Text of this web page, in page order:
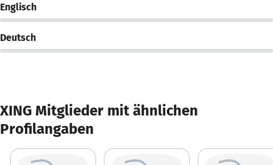
Englisch
Deutsch
XING Mitglieder mit ähnlichen
Profilangaben